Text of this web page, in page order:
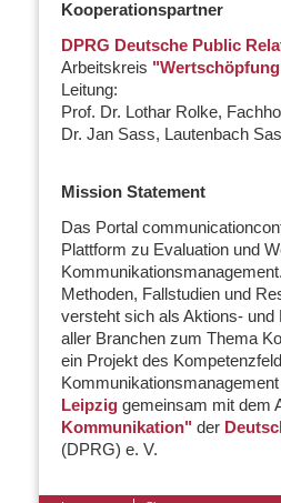
Kooperationspartner
DPRG Deutsche Public
Arbeitskreis
Leitung:
Prof. Dr. Lothar Rolke,
Dr. Jan Sass, Lautenbach
Mission Statement
Das Portal
Plattform zu Evaluation und
Methoden, Fallstudien und
versteht sich als Aktions-
aller Branchen zum Thema
ein Projekt des
Leipzig gemeinsam mit dem
Kommunikation" der
(DPRG) e. V.